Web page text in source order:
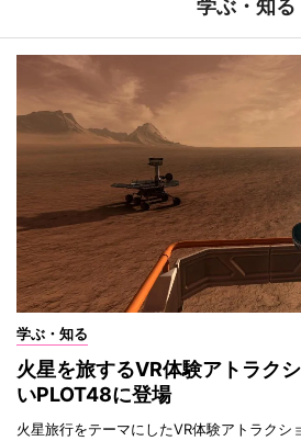
学ぶ・知る
学ぶ・知る
火星を旅するVR体験アトラク
いPLOT48に登場
火星旅行をテーマにしたVR体験アトラクシ